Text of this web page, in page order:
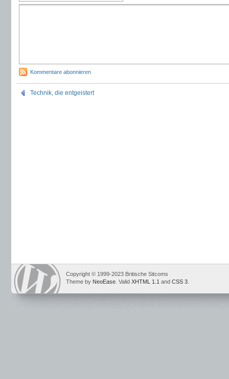
Kommentare abonnieren
Technik, die entgeistert
Copyright © 1999-2023 Britische Sitcoms
Theme by NeoEase . Valid XHTML 1.1 and CSS 3